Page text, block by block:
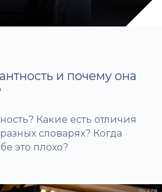
и почему она
Какие есть отличия
словарях? Когда
это плохо?